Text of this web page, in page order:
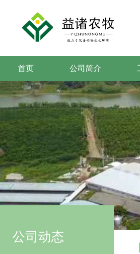
首页 公司简介
公司动态